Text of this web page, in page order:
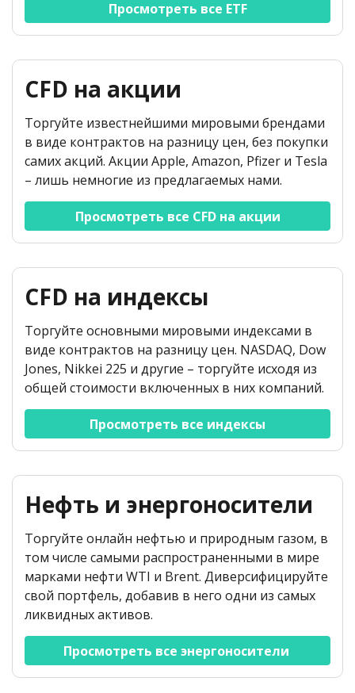
Просмотреть все ETF
CFD на акции
Торгуйте известнейшими мировыми брендами
в виде контрактов на разницу цен, без покупки
самих акций. Акции Apple, Amazon, Pfizer и Tesla
– лишь немногие из предлагаемых нами.
Просмотреть все CFD на акции
CFD на индексы
Торгуйте основными мировыми индексами в
виде контрактов на разницу цен. NASDAQ, Dow
Jones, Nikkei 225 и другие – торгуйте исходя из
общей стоимости включенных в них компаний.
Просмотреть все индексы
Нефть и энергоносители
Торгуйте онлайн нефтью и природным газом, в
том числе самыми распространенными в мире
марками нефти WTI и Brent. Диверсифицируйте
свой портфель, добавив в него одни из самых
ликвидных активов.
Просмотреть все энергоносители